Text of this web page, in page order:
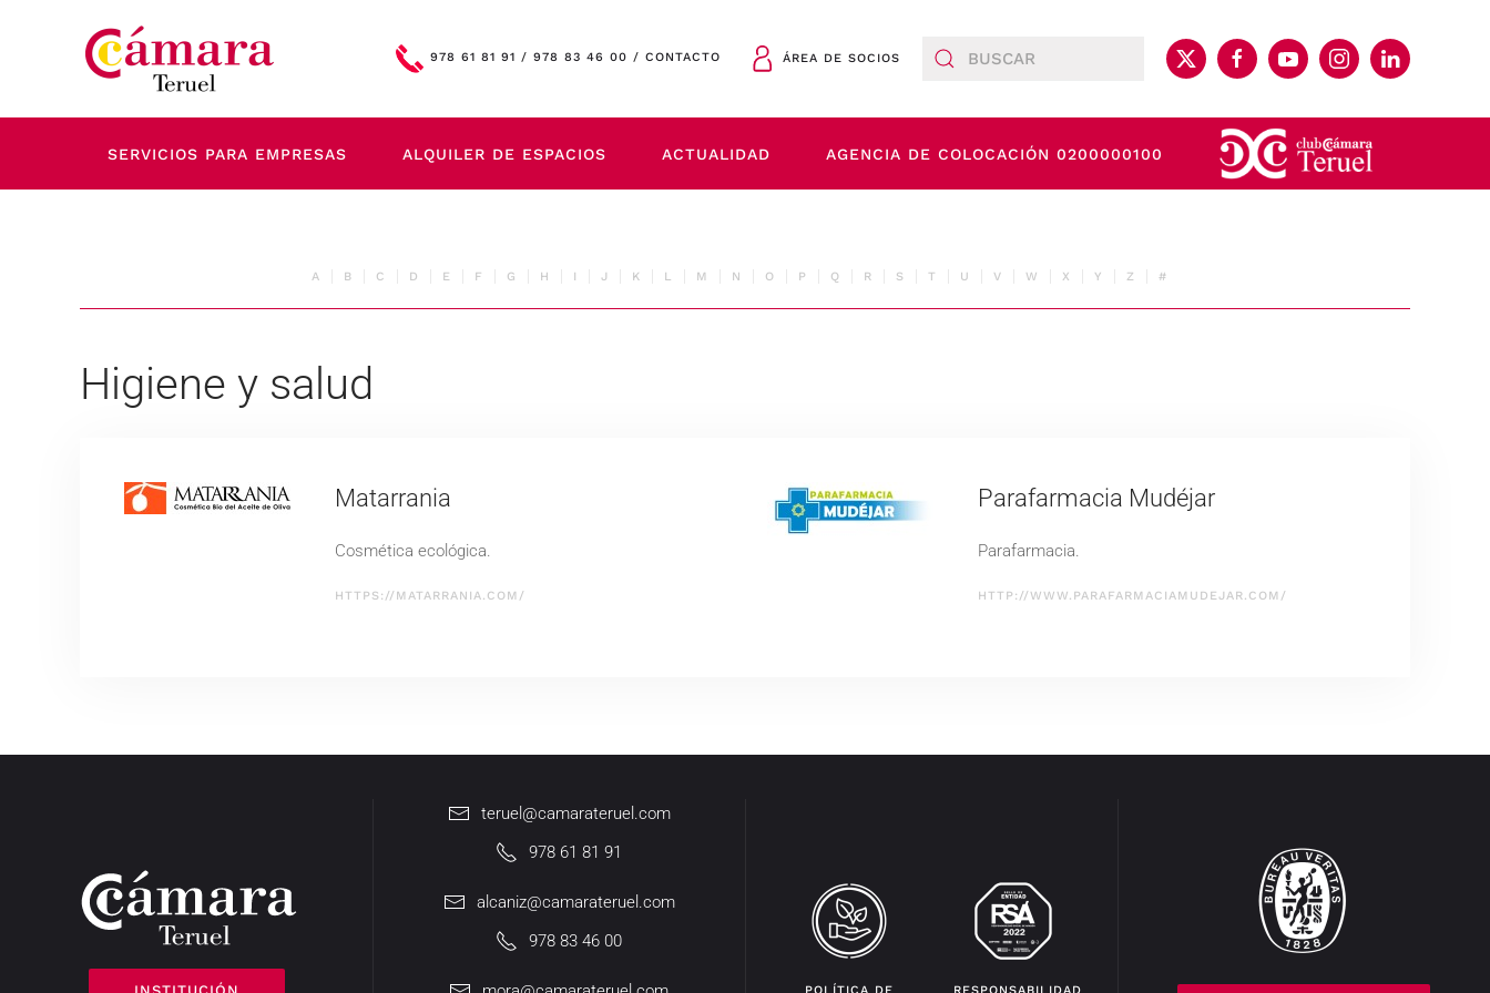
Skip to main content 978 61 81 91 / 978 83 46 00 / CONTACTO ÁREA DE SOCIOS
SERVICIOS PARA EMPRESAS ALQUILER DE ESPACIOS ACTUALIDAD AGENCIA DE COLOCACIÓN 0200000100
A B C D E F G H I J K L M N O P Q R S T U V W X Y Z #
Higiene y salud
Matarrania
Cosmética ecológica.
HTTPS://MATARRANIA.COM/
Parafarmacia Mudéjar
Parafarmacia.
HTTP://WWW.PARAFARMACIAMUDEJAR.COM/
teruel@camarateruel.com
978 61 81 91
alcaniz@camarateruel.com
978 83 46 00